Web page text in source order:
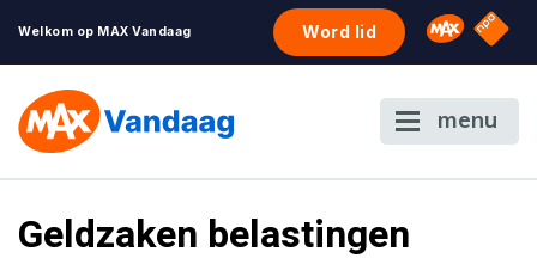
Welkom op MAX Vandaag Word lid Omroep
NPO
menu
Geldzaken belastingen